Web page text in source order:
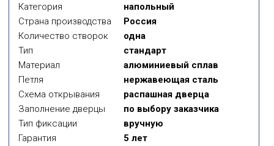
Категория
напольный
Страна производства
Россия
Количество створок
одна
Тип
стандарт
Материал
алюминиевый сплав
Петля
нержавеющая сталь
Схема открывания
распашная дверца
Заполнение дверцы
по выбору заказчика
Тип фиксации
вручную
Гарантия
5 лет